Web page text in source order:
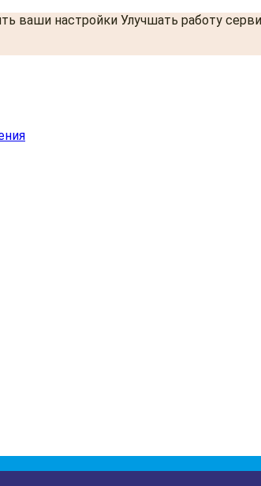
ваши настройки Улучшать работу